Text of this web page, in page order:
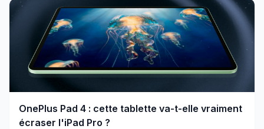
OnePlus Pad 4 : cette tablette va-t-elle vraiment
écraser l'iPad Pro ?